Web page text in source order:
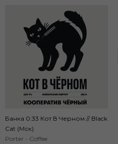
Банка 0.33 Кот В Черном // Black
Cat (Мск)
Porter - Coffee